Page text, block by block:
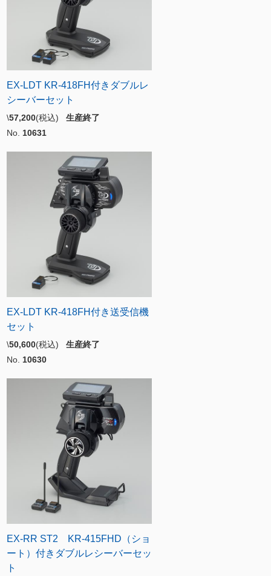
EX-LDT KR-418FH付きダブルレ
シーバーセット
\57,200(税込) 生産終了
No. 10631
EX-LDT KR-418FH付き送受信機
セット
\50,600(税込) 生産終了
No. 10630
EX-RR ST2 KR-415FHD（ショ
ート）付きダブルレシーバーセッ
ト